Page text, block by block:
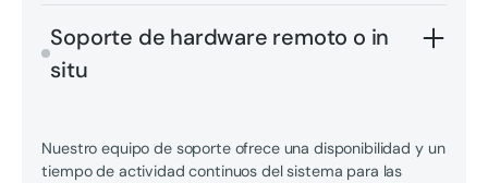
Soporte de hardware remoto o in
situ
Nuestro equipo de soporte ofrece una disponibilidad y un
tiempo de actividad continuos del sistema para las